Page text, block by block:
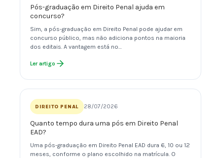
Pós-graduação em Direito Penal ajuda em
concurso?
Sim, a pós-graduação em Direito Penal pode ajudar em
concurso público, mas não adiciona pontos na maioria
dos editais. A vantagem está no…
Ler artigo
DIREITO PENAL 28/07/2026
Quanto tempo dura uma pós em Direito Penal
EAD?
Uma pós-graduação em Direito Penal EAD dura 6, 10 ou 12
meses, conforme o plano escolhido na matrícula. O